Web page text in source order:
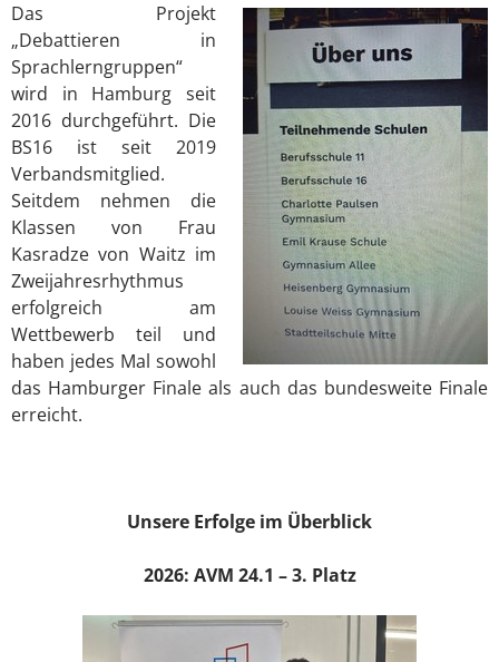
Das Projekt
„Debattieren in
Sprachlerngruppen“
wird in Hamburg seit
2016 durchgeführt. Die
BS16 ist seit 2019
Verbandsmitglied.
Seitdem nehmen die
Klassen von Frau
Kasradze von Waitz im
Zweijahresrhythmus
erfolgreich am
Wettbewerb teil und
haben jedes Mal sowohl
das Hamburger Finale als auch das bundesweite Finale
erreicht.
Unsere Erfolge im Überblick
2026: AVM 24.1 – 3. Platz